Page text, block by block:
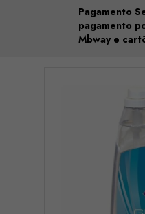
Pagamento
pagamento
Mbway e